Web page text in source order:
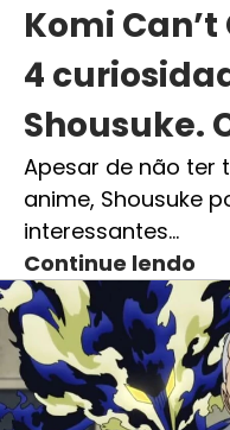
Komi
4
Shousuke.
Apesar de não ter
anime, Shousuke
interessantes…
Continue lendo